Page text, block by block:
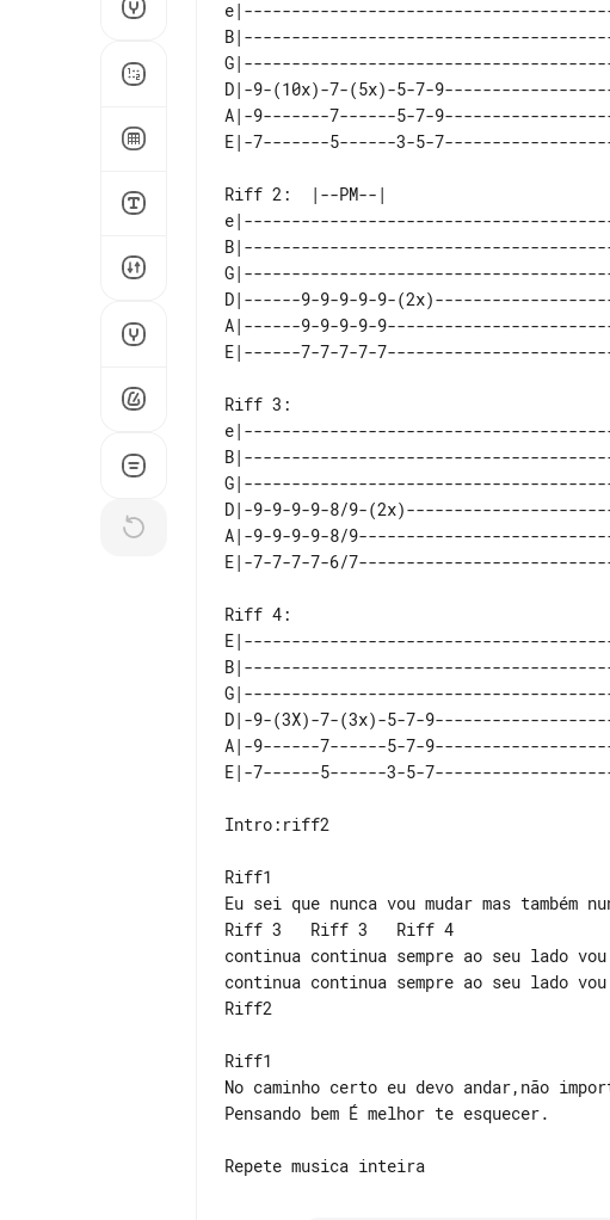
D|-9-(10x)-7-(5x)-5-7-
A|-9-------7------5-7-
Riff 2:  |--PM--|
D|------9-9-9-9-9-
A|------9-9-9-9-
Riff 3:
D|-9-9-9-9-8/9-
A|-9-9-9-9-8/
D|-9-(3X)-7-(3x)-5-7-
A|-9------7------5-7-
Intro:riff2
Riff1
Eu sei que nunca vou mudar mas também
Riff 3   Riff 3   Riff 4
continua continua sempre ao seu lado
continua continua sempre ao seu lado
Riff2
Riff1
No caminho certo eu devo andar,não
Pensando bem É melhor te esquecer.